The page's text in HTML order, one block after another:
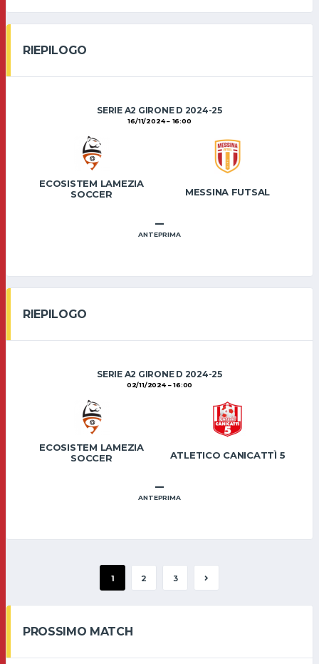
RIEPILOGO
SERIE A2 GIRONE D 2024-25
16/11/2024 16:00
ECOSISTEM LAMEZIA
SOCCER
MESSINA FUTSAL
–
ANTEPRIMA
RIEPILOGO
SERIE A2 GIRONE D 2024-25
02/11/2024 16:00
ECOSISTEM LAMEZIA
SOCCER
ATLETICO CANICATTÌ 5
–
ANTEPRIMA
1 2 3
PROSSIMO MATCH